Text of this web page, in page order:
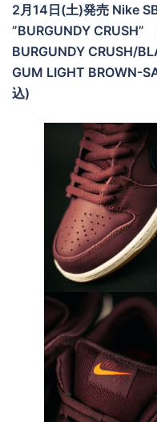
2月14日(土)発売 Nike
”BURGUNDY
BURGUNDY CRUSH/
GUM LIGHT BROWN-
込)